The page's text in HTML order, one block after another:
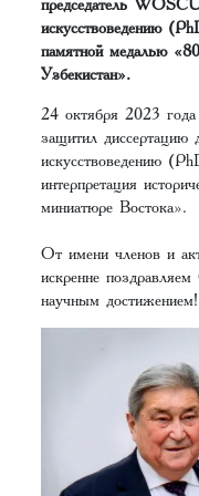
председатель
искусствоведению
памятной медалью
Узбекистан».
24 октября 2023
защитил диссертацию
искусствоведению
интерпретация
миниатюре Востока».
От имени членов и
искренне
научным достижением!